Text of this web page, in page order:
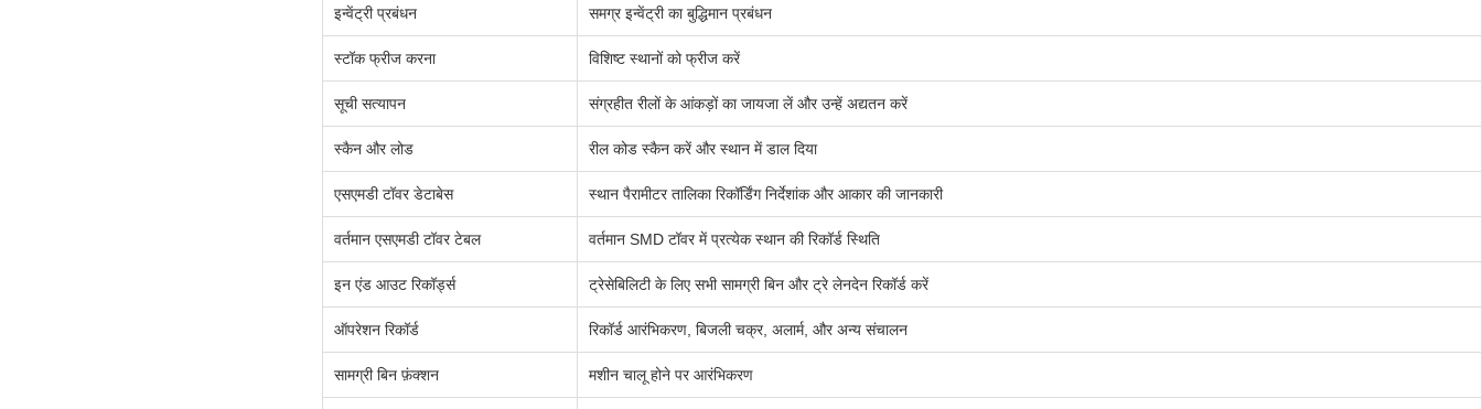
इन्वेंट्री प्रबंधन समग्र इन्वेंट्री का बुद्धिमान प्रबंधन
स्टॉक फ्रीज करना विशिष्ट स्थानों को फ्रीज करें
सूची सत्यापन संग्रहीत रीलों के आंकड़ों का जायजा लें और उन्हें अद्यतन करें
स्कैन और लोड रील कोड स्कैन करें और स्थान में डाल दिया
एसएमडी टॉवर डेटाबेस स्थान पैरामीटर तालिका रिकॉर्डिंग निर्देशांक और आकार की जानकारी
वर्तमान एसएमडी टॉवर टेबल वर्तमान SMD टॉवर में प्रत्येक स्थान की रिकॉर्ड स्थिति
इन एंड आउट रिकॉर्ड्स ट्रेसेबिलिटी के लिए सभी सामग्री बिन और ट्रे लेनदेन रिकॉर्ड करें
ऑपरेशन रिकॉर्ड रिकॉर्ड आरंभिकरण, बिजली चक्र, अलार्म, और अन्य संचालन
सामग्री बिन फ़ंक्शन मशीन चालू होने पर आरंभिकरण